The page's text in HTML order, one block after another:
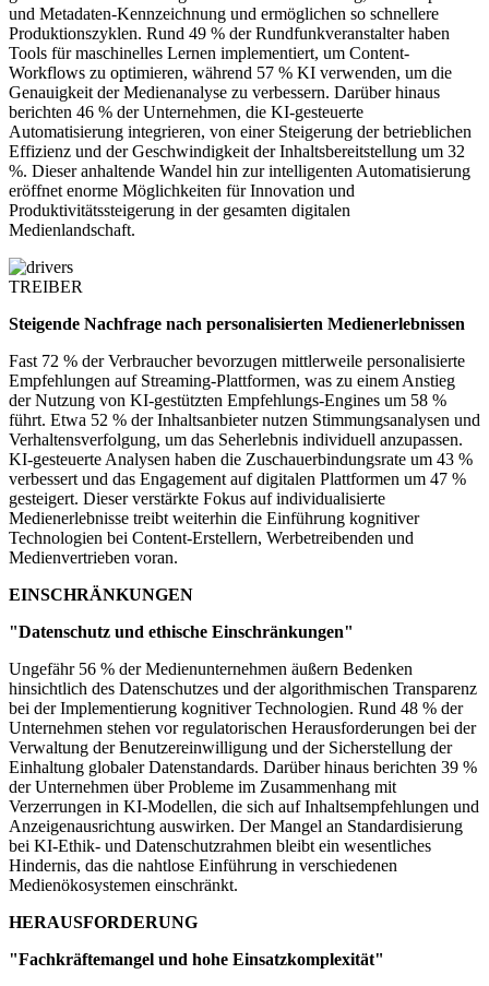
und Metadaten-Kennzeichnung und ermöglichen so schnellere
Produktionszyklen. Rund 49 % der Rundfunkveranstalter haben
Tools für maschinelles Lernen implementiert, um Content-
Workflows zu optimieren, während 57 % KI verwenden, um die
Genauigkeit der Medienanalyse zu verbessern. Darüber hinaus
berichten 46 % der Unternehmen, die KI-gesteuerte
Automatisierung integrieren, von einer Steigerung der betrieblichen
Effizienz und der Geschwindigkeit der Inhaltsbereitstellung um 32
%. Dieser anhaltende Wandel hin zur intelligenten Automatisierung
eröffnet enorme Möglichkeiten für Innovation und
Produktivitätssteigerung in der gesamten digitalen
Medienlandschaft.
TREIBER
Steigende Nachfrage nach personalisierten Medienerlebnissen
Fast 72 % der Verbraucher bevorzugen mittlerweile personalisierte
Empfehlungen auf Streaming-Plattformen, was zu einem Anstieg
der Nutzung von KI-gestützten Empfehlungs-Engines um 58 %
führt. Etwa 52 % der Inhaltsanbieter nutzen Stimmungsanalysen und
Verhaltensverfolgung, um das Seherlebnis individuell anzupassen.
KI-gesteuerte Analysen haben die Zuschauerbindungsrate um 43 %
verbessert und das Engagement auf digitalen Plattformen um 47 %
gesteigert. Dieser verstärkte Fokus auf individualisierte
Medienerlebnisse treibt weiterhin die Einführung kognitiver
Technologien bei Content-Erstellern, Werbetreibenden und
Medienvertrieben voran.
EINSCHRÄNKUNGEN
"Datenschutz und ethische Einschränkungen"
Ungefähr 56 % der Medienunternehmen äußern Bedenken
hinsichtlich des Datenschutzes und der algorithmischen Transparenz
bei der Implementierung kognitiver Technologien. Rund 48 % der
Unternehmen stehen vor regulatorischen Herausforderungen bei der
Verwaltung der Benutzereinwilligung und der Sicherstellung der
Einhaltung globaler Datenstandards. Darüber hinaus berichten 39 %
der Unternehmen über Probleme im Zusammenhang mit
Verzerrungen in KI-Modellen, die sich auf Inhaltsempfehlungen und
Anzeigenausrichtung auswirken. Der Mangel an Standardisierung
bei KI-Ethik- und Datenschutzrahmen bleibt ein wesentliches
Hindernis, das die nahtlose Einführung in verschiedenen
Medienökosystemen einschränkt.
HERAUSFORDERUNG
"Fachkräftemangel und hohe Einsatzkomplexität"